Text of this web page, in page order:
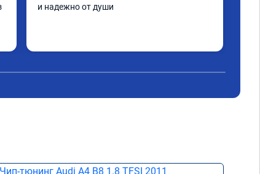
и надежно от души